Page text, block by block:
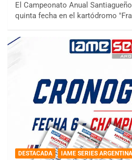
El Campeonato Anual
quinta fecha en el kartódromo
DESTACADA IAME SERIES ARGENTINA